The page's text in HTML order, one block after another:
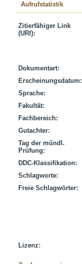
Aufrufstatistik
Zitierfähiger Link
(URI):
Dokumentart:
Erscheinungsdatum:
Sprache:
Fakultät:
Fachbereich:
Gutachter:
Tag der mündl.
Prüfung:
DDC-Klassifikation:
Schlagworte:
Freie Schlagwörter:
Lizenz: